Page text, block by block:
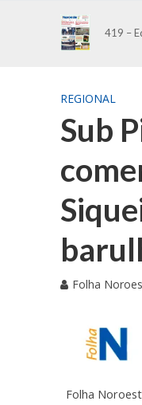
419 –
REGIONAL
Sub
Folha
Folha